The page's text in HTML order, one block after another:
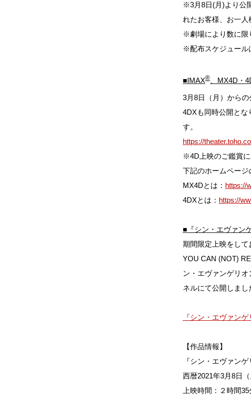
※3月8日(月)より公
れたお客様、お一人
※劇場により数に限
※配布スケジュール
■IMAX® 、MX4D・
3月8日（月）から
4DXも同時公開とな
す。
https://
※4D上映のご鑑賞に
下記のホームページ
MX4Dとは： https://
4DXとは： https://
■『シン・エヴァン
期間限定上映をして
YOU CAN (NOT)
ン・エヴァンゲリ
ネルにて公開しまし
『シン・エヴァン
【作品情報】
『シン・エヴァンゲ
西暦2021年3月8日
上映時間：２時間35